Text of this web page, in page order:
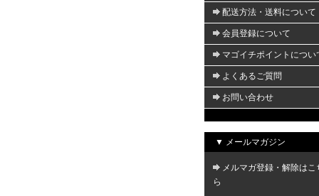
配送方法・送料について
会員登録について
マゴイチポイントについ
よくあるご質問
お問い合わせ
▼ メールマガジン
メルマガ登録・解除はこ
ら